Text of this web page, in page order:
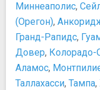
Миннеаполис,
(Орегон),
Гранд-Рапидс,
Довер, Колорадо-
Аламос,
Таллахасси, Тампа,